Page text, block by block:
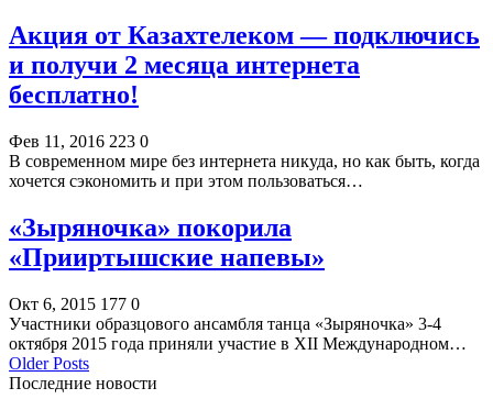
Акция от Казахтелеком — подключись
и получи 2 месяца интернета
бесплатно!
Фев 11, 2016 223 0
В современном мире без интернета никуда, но как быть, когда
хочется сэкономить и при этом пользоваться…
«Зыряночка» покорила
«Прииртышские напевы»
Окт 6, 2015 177 0
Участники образцового ансамбля танца «Зыряночка» 3-4
октября 2015 года приняли участие в XII Международном…
Older Posts
Последние новости